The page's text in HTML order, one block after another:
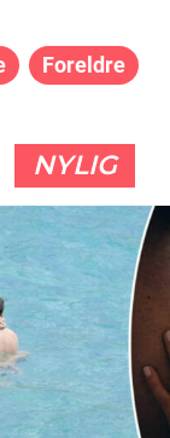
Foreldre
NYLIG